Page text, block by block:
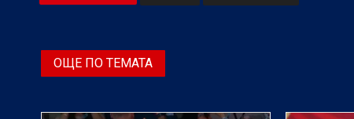
ОЩЕ ПО ТЕМАТА